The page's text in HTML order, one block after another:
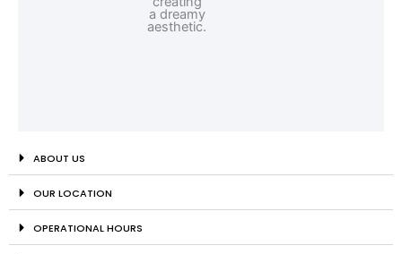
ABOUT US
OUR LOCATION
OPERATIONAL HOURS